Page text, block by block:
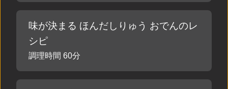
味が決まる ほんだしりゅう おでんのレ
シピ
調理時間 60分